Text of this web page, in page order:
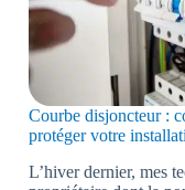
Courbe disjoncteur :
protéger votre
L’hiver dernier, mes